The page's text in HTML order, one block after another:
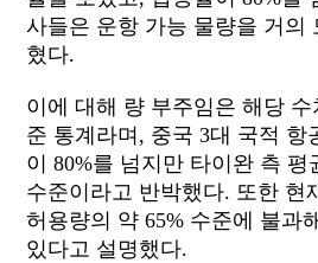
사들은 운항 가능 물량을 거의
혔다.
이에 대해 량 부주임은 해당 수
준 통계라며, 중국 3대 국적 항
이 80%를 넘지만 타이완 측 평
수준이라고 반박했다. 또한 현
허용량의 약 65% 수준에 불과
있다고 설명했다.